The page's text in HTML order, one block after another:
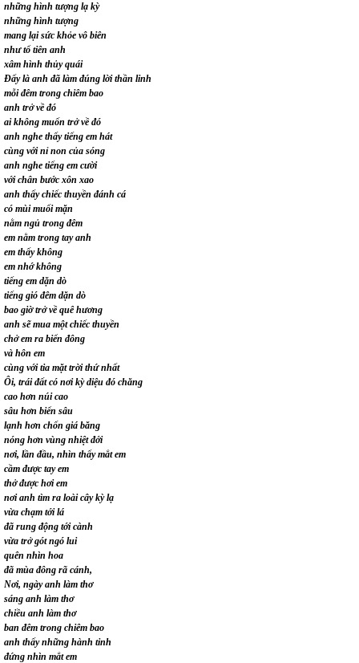
những hình tượng lạ kỳ
những hình tượng
mang lại sức khỏe vô biên
như tổ tiên anh
xâm hình thủy quái
Đấy là anh đã làm đúng lời thần linh
mỗi đêm trong chiêm bao
anh trở về đó
ai không muốn trở về đó
anh nghe thấy tiếng em hát
cùng với nỉ non của sóng
anh nghe tiếng em cười
với chân bước xôn xao
anh thấy chiếc thuyền đánh cá
có mùi muối mặn
nằm ngủ trong đêm
em nằm trong tay anh
em thấy không
em nhớ không
tiếng em dặn dò
tiếng gió đêm dặn dò
bao giờ trở về quê hương
anh sẽ mua một chiếc thuyền
chở em ra biển đông
và hôn em
cùng với tia mặt trời thứ nhất
Ôi, trái đất có nơi kỳ diệu đó chăng
cao hơn núi cao
sâu hơn biển sâu
lạnh hơn chốn giá băng
nóng hơn vùng nhiệt đới
nơi, lần đầu, nhìn thấy mắt em
cầm được tay em
thở được hơi em
nơi anh tìm ra loài cây kỳ lạ
vừa chạm tới lá
đã rung động tới cành
vừa trở gót ngó lui
quên nhìn hoa
đã mùa đông rã cánh,
Nơi, ngày anh làm thơ
sáng anh làm thơ
chiều anh làm thơ
ban đêm trong chiêm bao
anh thấy những hành tinh
đứng nhìn mắt em